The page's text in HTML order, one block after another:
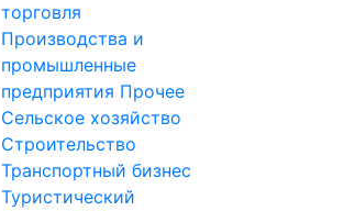
торговля
Производства и
промышленные
предприятия Прочее
Сельское хозяйство
Строительство
Транспортный бизнес
Туристический